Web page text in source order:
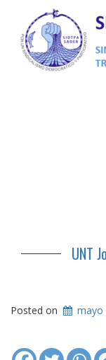
UNT
Posted on mayo